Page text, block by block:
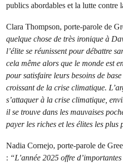
publics abordables et la lutte contre
Clara Thompson, porte-parole de
quelque chose de très ironique à
l’élite se réunissent pour débattre
cela même alors que le monde est
pour satisfaire leurs besoins de
croissant de la crise climatique.
s’attaquer à la crise climatique,
il se trouve dans les mauvaises
payer les riches et les élites les plus
Nadia Cornejo, porte-parole de
: “L’année 2025 offre